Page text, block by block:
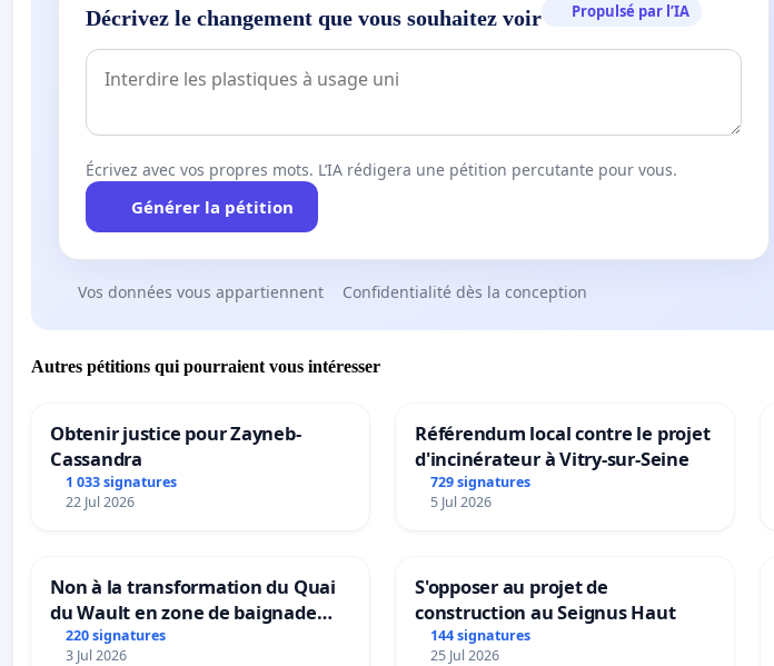
Décrivez le changement que vous souhaitez voir Propulsé par l’IA
Écrivez avec vos propres mots. L’IA rédigera une pétition percutante pour vous.
Générer la pétition
Vos données vous appartiennent Confidentialité dès la conception
Autres pétitions qui pourraient vous intéresser
Obtenir justice pour Zayneb-
Cassandra
1 033 signatures
22 Jul 2026
Référendum local contre le projet
d'incinérateur à Vitry-sur-Seine
729 signatures
5 Jul 2026
Non à la transformation du Quai
du Wault en zone de baignade
urbaine
220 signatures
3 Jul 2026
S'opposer au projet de
construction au Seignus Haut
144 signatures
25 Jul 2026